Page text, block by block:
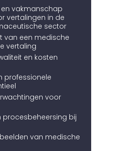
vakmanschap
vertalingen in de
sector
van een medische
vertaling
en kosten
professionele
voor
procesbeheersing bij
van medische